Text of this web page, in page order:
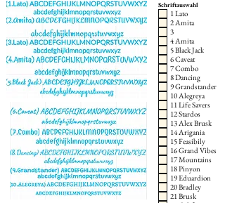
Schriftauswahl
1 Lato
2 Amita
3
4 Amita
5 Black Jack
6 Caveat
7 Combo
8 Dancing
9 Grandstander
10 Alegreya
11 Life Savers
12 Stardos
13 Alex Brusk
14 Arigania
15 Feasibily
16 Grand Vibes
17 Mountains
18 Pinyon
19 Eduardion
20 Bradley
21 Brusk